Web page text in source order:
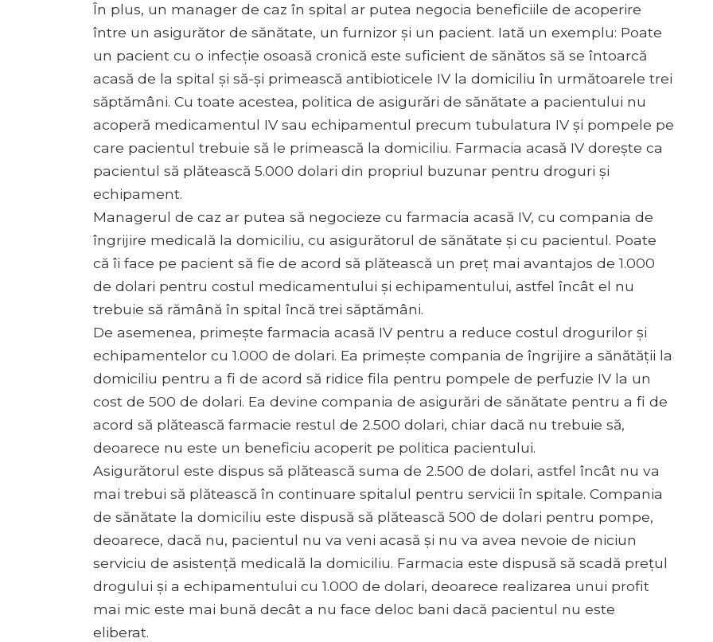
În plus, un manager de caz în spital ar putea negocia beneficiile de acoperire
între un asigurător de sănătate, un furnizor și un pacient. Iată un exemplu: Poate
un pacient cu o infecție osoasă cronică este suficient de sănătos să se întoarcă
acasă de la spital și să-și primească antibioticele IV la domiciliu în următoarele trei
săptămâni. Cu toate acestea, politica de asigurări de sănătate a pacientului nu
acoperă medicamentul IV sau echipamentul precum tubulatura IV și pompele pe
care pacientul trebuie să le primească la domiciliu. Farmacia acasă IV dorește ca
pacientul să plătească 5.000 dolari din propriul buzunar pentru droguri și
echipament.
Managerul de caz ar putea să negocieze cu farmacia acasă IV, cu compania de
îngrijire medicală la domiciliu, cu asigurătorul de sănătate și cu pacientul. Poate
că îi face pe pacient să fie de acord să plătească un preț mai avantajos de 1.000
de dolari pentru costul medicamentului și echipamentului, astfel încât el nu
trebuie să rămână în spital încă trei săptămâni.
De asemenea, primește farmacia acasă IV pentru a reduce costul drogurilor și
echipamentelor cu 1.000 de dolari. Ea primește compania de îngrijire a sănătății la
domiciliu pentru a fi de acord să ridice fila pentru pompele de perfuzie IV la un
cost de 500 de dolari. Ea devine compania de asigurări de sănătate pentru a fi de
acord să plătească farmacie restul de 2.500 dolari, chiar dacă nu trebuie să,
deoarece nu este un beneficiu acoperit pe politica pacientului.
Asigurătorul este dispus să plătească suma de 2.500 de dolari, astfel încât nu va
mai trebui să plătească în continuare spitalul pentru servicii în spitale. Compania
de sănătate la domiciliu este dispusă să plătească 500 de dolari pentru pompe,
deoarece, dacă nu, pacientul nu va veni acasă și nu va avea nevoie de niciun
serviciu de asistență medicală la domiciliu. Farmacia este dispusă să scadă prețul
drogului și a echipamentului cu 1.000 de dolari, deoarece realizarea unui profit
mai mic este mai bună decât a nu face deloc bani dacă pacientul nu este
eliberat.